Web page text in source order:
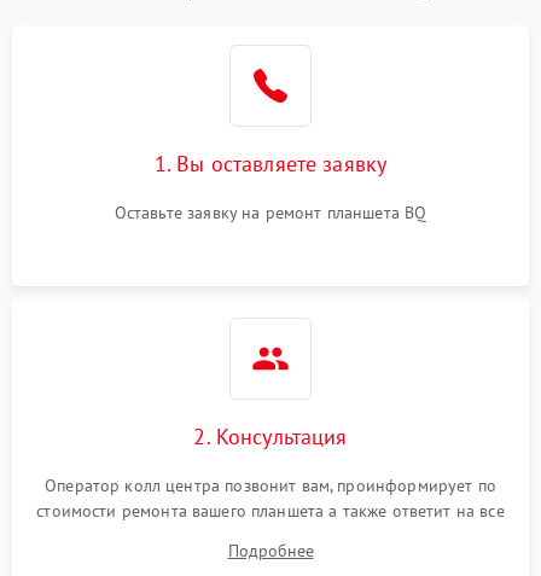
1. Вы оставляете заявку
Оставьте заявку на ремонт планшета BQ
2. Консультация
Оператор колл центра позвонит вам, проинформирует по
стоимости ремонта вашего планшета а также ответит на все
Подробнее